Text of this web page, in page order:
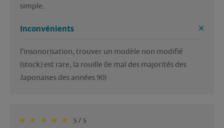
simple.
Inconvénients
l'insonorisation, trouver un modèle non modifié
(stock) est rare, la rouille (le mal des majorités des
Japonaises des années 90)
5 / 5